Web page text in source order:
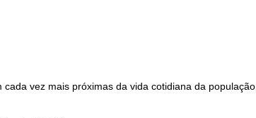
vez mais próximas da vida cotidiana da população.